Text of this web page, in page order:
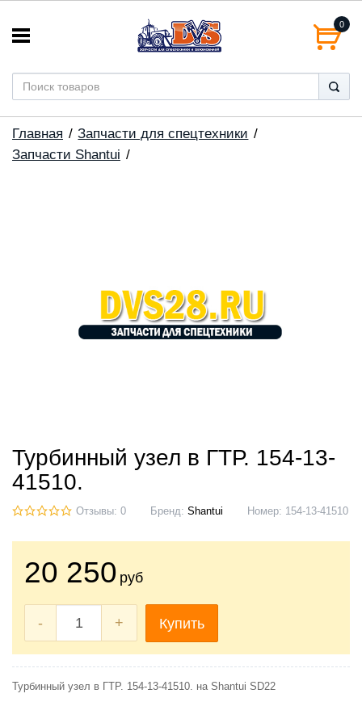
0
Главная
Запчасти для спецтехники
Запчасти Shantui
Турбинный узел в ГТР. 154-13-
41510.
Отзывы: 0 Бренд: Shantui Номер: 154-13-41510
20 250 руб
- + Купить
Турбинный узел в ГТР. 154-13-41510. на Shantui SD22